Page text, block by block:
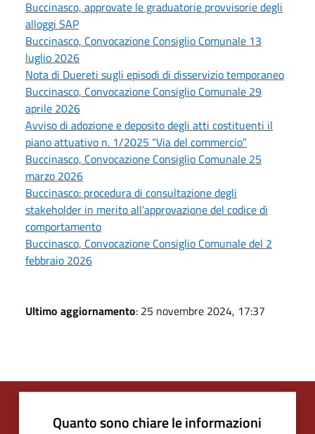
Buccinasco, approvate le graduatorie provvisorie degli
alloggi SAP
Buccinasco, Convocazione Consiglio Comunale 13
luglio 2026
Nota di Duereti sugli episodi di disservizio temporaneo
Buccinasco, Convocazione Consiglio Comunale 29
aprile 2026
Avviso di adozione e deposito degli atti costituenti il
piano attuativo n. 1/2025 “Via del commercio”
Buccinasco, Convocazione Consiglio Comunale 25
marzo 2026
Buccinasco: procedura di consultazione degli
stakeholder in merito all’approvazione del codice di
comportamento
Buccinasco, Convocazione Consiglio Comunale del 2
febbraio 2026
Ultimo aggiornamento: 25 novembre 2024, 17:37
Quanto sono chiare le informazioni